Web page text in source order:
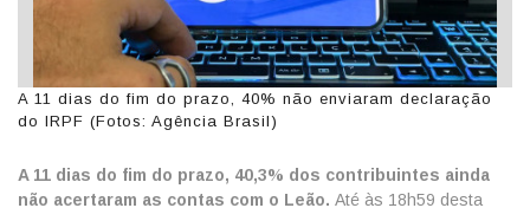
A 11 dias do fim do prazo, 40% não enviaram declaração
do IRPF (Fotos: Agência Brasil)
A 11 dias do fim do prazo, 40,3% dos contribuintes ainda
não acertaram as contas com o Leão. Até às 18h59 desta